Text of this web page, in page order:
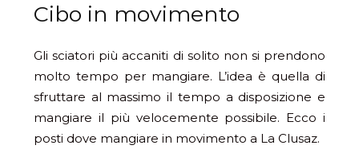
Cibo in movimento
Gli sciatori più accaniti di solito non si prendono
molto tempo per mangiare. L’idea è quella di
sfruttare al massimo il tempo a disposizione e
mangiare il più velocemente possibile. Ecco i
posti dove mangiare in movimento a La Clusaz.